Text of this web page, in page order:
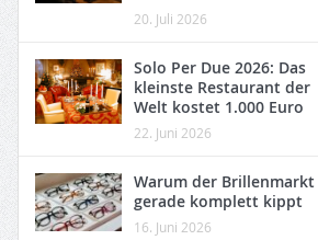
20. Juli 2026
Solo Per Due 2026: Das
kleinste Restaurant der
Welt kostet 1.000 Euro
22. Juni 2026
Warum der Brillenmarkt
gerade komplett kippt
16. Juni 2026